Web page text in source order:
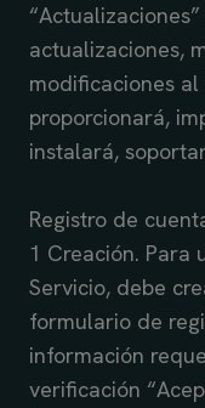
actualizaciones,
modificaciones
proporcionará,
instalará,
Registro de
1 Creación. Para
Servicio, debe
formulario de
información
verificación